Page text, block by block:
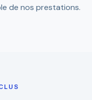
de nos prestations.